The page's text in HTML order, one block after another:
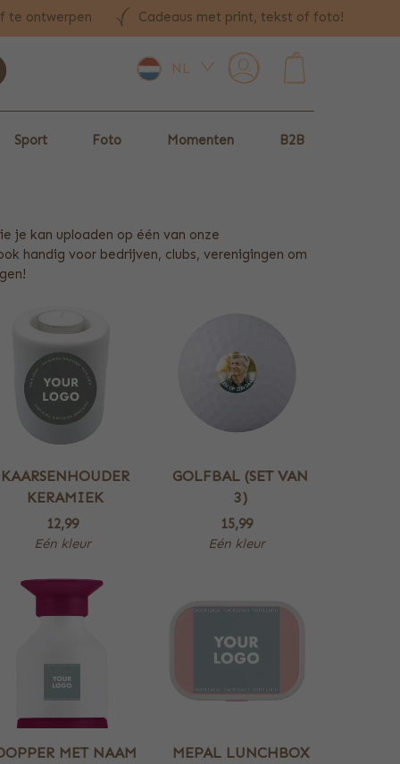
te ontwerpen Cadeaus met print, tekst of foto!
NL
Sport Foto Momenten B2B
je kan uploaden op één van onze
handig voor bedrijven, clubs, verenigingen om
KAARSENHOUDER
KERAMIEK
12,99
Eén kleur
GOLFBAL (SET VAN
3)
15,99
Eén kleur
MET NAAM
MEPAL LUNCHBOX